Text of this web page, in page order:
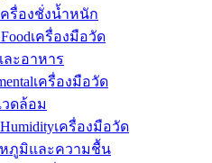
ครื่องชั่งน้ำหนัก
เครื่องมือวัด
ะอาหาร
เครื่องมือวัด
ดล้อม
เครื่องมือวัด
ภูมิและความชื้น